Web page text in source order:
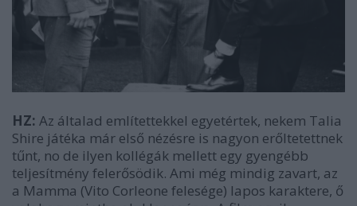
HZ: Az általad említettekkel egyetértek, nekem Talia
Shire játéka már első nézésre is nagyon erőltetettnek
tűnt, no de ilyen kollégák mellett egy gyengébb
teljesítmény felerősödik. Ami még mindig zavart, az
a Mamma (Vito Corleone felesége) lapos karaktere, ő